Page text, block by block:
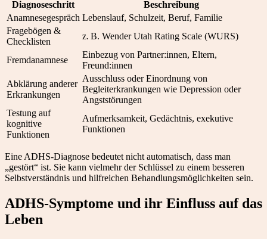
Diagnoseschritt
Beschreibung
Anamnesegespräch Lebenslauf, Schulzeit, Beruf, Familie
Fragebögen &
Checklisten
z. B. Wender Utah Rating Scale (WURS)
Fremdanamnese
Einbezug von Partner:innen, Eltern,
Freund:innen
Abklärung anderer
Erkrankungen
Ausschluss oder Einordnung von
Begleiterkrankungen wie Depression oder
Angststörungen
Testung auf
kognitive
Funktionen
Aufmerksamkeit, Gedächtnis, exekutive
Funktionen
Eine ADHS-Diagnose bedeutet nicht automatisch, dass man
„gestört“ ist. Sie kann vielmehr der Schlüssel zu einem besseren
Selbstverständnis und hilfreichen Behandlungsmöglichkeiten sein.
ADHS-Symptome und ihr Einfluss auf das
Leben